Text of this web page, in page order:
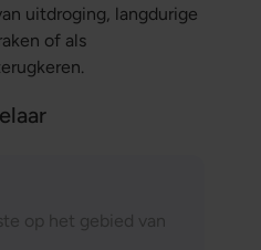
uitdroging, langdurige
of als
op het gebied van